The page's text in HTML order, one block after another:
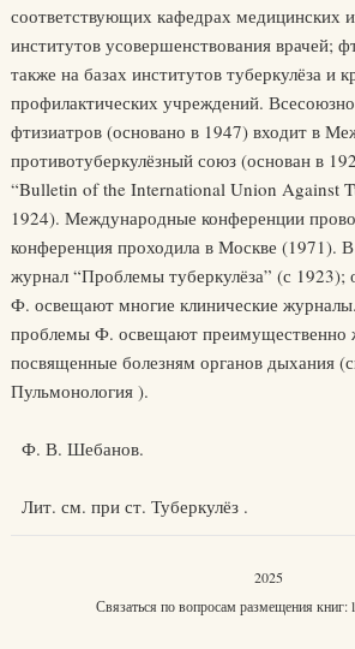
соответствующих кафедрах медицинских
институтов усовершенствования врачей;
также на базах институтов туберкулёза и
профилактических учреждений.
фтизиатров (основано в 1947) входит в
противотуберкулёзный союз (основан в
“Bulletin of the International Union Against
1924). Международные конференции
конференция проходила в Москве (1971).
журнал “Проблемы туберкулёза” (с 1923);
Ф. освещают многие клинические
проблемы Ф. освещают преимущественно
посвященные болезням органов дыхания
Пульмонология ).
Ф. В. Шебанов.
Лит. см. при ст. Туберкулёз .
2025
Связаться по вопросам размещения книг: